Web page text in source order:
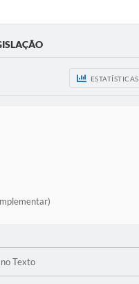
ESTATÍSTICAS
Texto